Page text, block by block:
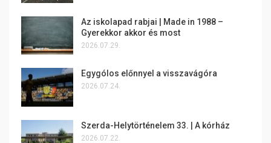
Az iskolapad rabjai | Made in 1988 –
Gyerekkor akkor és most
2026.07.29.
Egygólos előnnyel a visszavágóra
2026.07.24.
Szerda-Helytörténelem 33. | A kórház
2026.07.22.